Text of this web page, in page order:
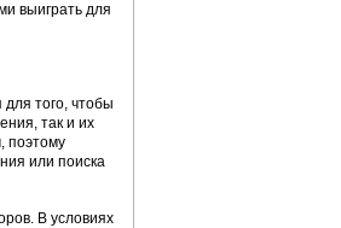
выиграть для
того, чтобы
так и их
поэтому
или поиска
В условиях